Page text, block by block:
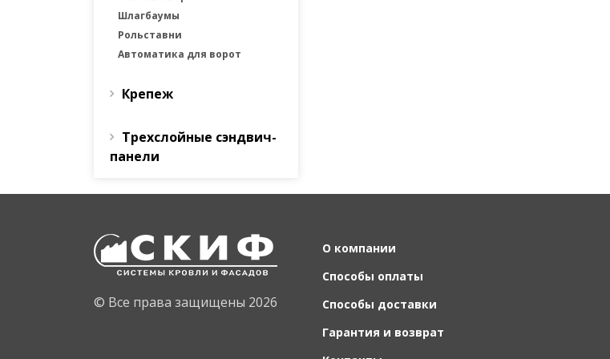
Шлагбаумы
Рольставни
Автоматика для ворот
Крепеж
Трехслойные сэндвич-
панели
© Все права защищены 2026
О компании
Способы оплаты
Способы доставки
Гарантия и возврат